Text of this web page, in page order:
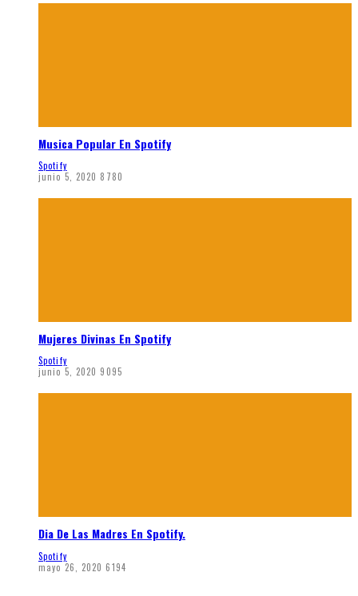
Musica Popular En Spotify
Spotify
junio 5, 2020 8780
Mujeres Divinas En Spotify
Spotify
junio 5, 2020 9095
Dia De Las Madres En Spotify.
Spotify
mayo 26, 2020 6194